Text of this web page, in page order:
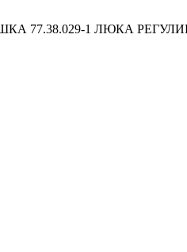
77.38.029-1 ЛЮКА